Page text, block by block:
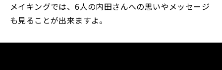
メイキングでは、6人の内田さんへの思いやメッセージ
も見ることが出来ますよ。